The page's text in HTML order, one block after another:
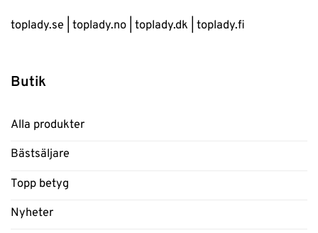
toplady.se toplady.no toplady.dk toplady.fi
Butik
Alla produkter
Bästsäljare
Topp betyg
Nyheter